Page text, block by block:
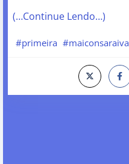
(…Continue Lendo…)
#primeira #maiconsaraiva